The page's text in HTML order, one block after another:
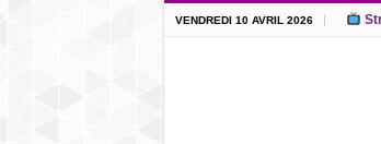
VENDREDI 10 AVRIL 2026